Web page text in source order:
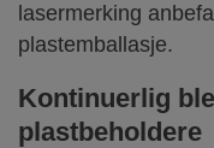
lasermerking
plastemballasje.
Kontinuerlig
plastbeholdere